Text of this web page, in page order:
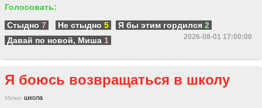
Голосовать:
Стыдно 7 Не стыдно 5 Я бы этим гордился 2
Давай по новой, Миша 1 2026-08-01 17:00:00
Я боюсь возвращаться в школу
Метки: школа